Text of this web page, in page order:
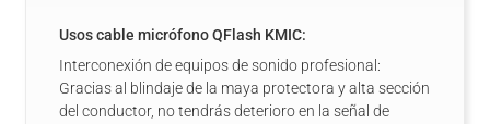
Usos cable micrófono QFlash KMIC:
Interconexión de equipos de sonido profesional:
Gracias al blindaje de la maya protectora y alta sección
del conductor, no tendrás deterioro en la señal de